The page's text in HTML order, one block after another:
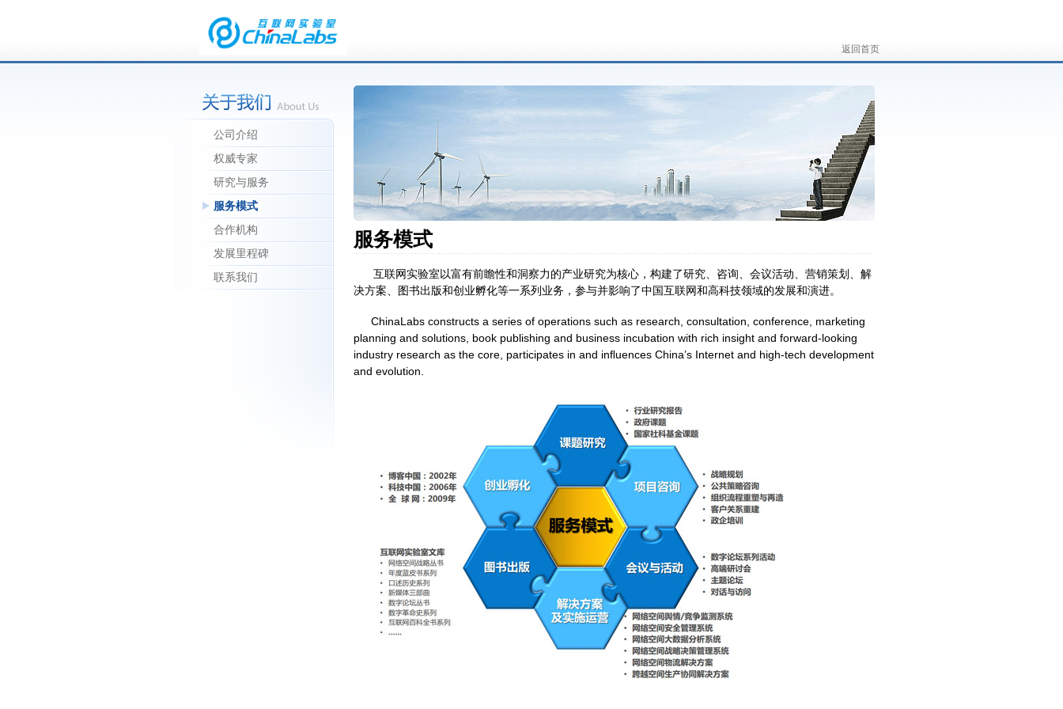
返回首页
公司介绍
权威专家
研究与服务
服务模式
合作机构
发展里程碑
联系我们
服务模式
互联网实验室以富有前瞻性和洞察力的产业研究为核心，构建了研究、咨询、会议活动、营销策划、解
决方案、图书出版和创业孵化等一系列业务，参与并影响了中国互联网和高科技领域的发展和演进。
ChinaLabs constructs a series of operations such as research, consultation, conference, marketing
planning and solutions, book publishing and business incubation with rich insight and forward-looking
industry research as the core, participates in and inﬂuences China’s Internet and high-tech development
and evolution.